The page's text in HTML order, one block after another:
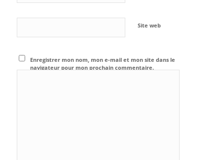
Site web
Enregistrer mon nom, mon e-mail et mon site dans le
navigateur pour mon prochain commentaire.